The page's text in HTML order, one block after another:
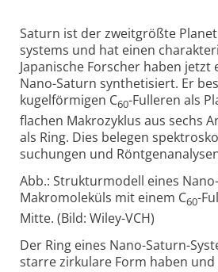
Saturn ist der zweit­größte
systems und hat einen
Japanische Forscher haben
Nano-Saturn synthe­tisiert. Er
kugel­förmigen C60-Fulleren als
flachen Makro­zyklus aus sechs
als Ring. Dies belegen
suchungen und
Abb.: Strukturmodell eines
Makromoleküls mit einem C60-
Mitte. (Bild: Wiley-VCH)
Der Ring eines Nano-Saturn-
starre zirkulare Form haben und